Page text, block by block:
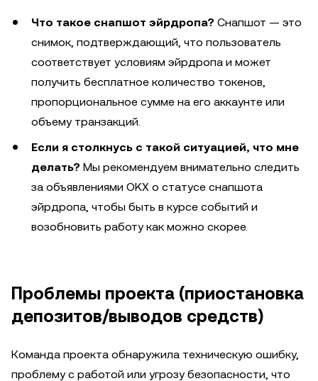
Что такое снапшот эйрдропа? Снапшот — это
снимок, подтверждающий, что пользователь
соответствует условиям эйрдропа и может
получить бесплатное количество токенов,
пропорциональное сумме на его аккаунте или
объему транзакций.
Если я столкнусь с такой ситуацией, что мне
делать? Мы рекомендуем внимательно следить
за объявлениями OKX о статусе снапшота
эйрдропа, чтобы быть в курсе событий и
возобновить работу как можно скорее.
Проблемы проекта (приостановка
депозитов/выводов средств)
Команда проекта обнаружила техническую ошибку,
проблему с работой или угрозу безопасности, что